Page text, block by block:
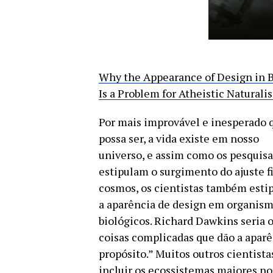
Why the Appearance of Design in
Is a Problem for Atheistic
Por mais improvável e inesperado
possa ser, a vida existe em nosso
universo, e assim como os
estipulam o surgimento do ajuste
cosmos, os cientistas também
a aparência de design em
biológicos. Richard Dawkins seria
coisas complicadas que dão a
propósito.” Muitos outros
We use